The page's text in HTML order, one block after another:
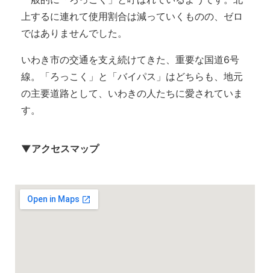
上するに連れて使用割合は減っていくものの、ゼロ
ではありませんでした。
いわき市の交通を支え続けてきた、重要な国道6号
線。「ろっこく」と「バイパス」はどちらも、地元
の主要道路として、いわきの人たちに愛されていま
す。
▼アクセスマップ